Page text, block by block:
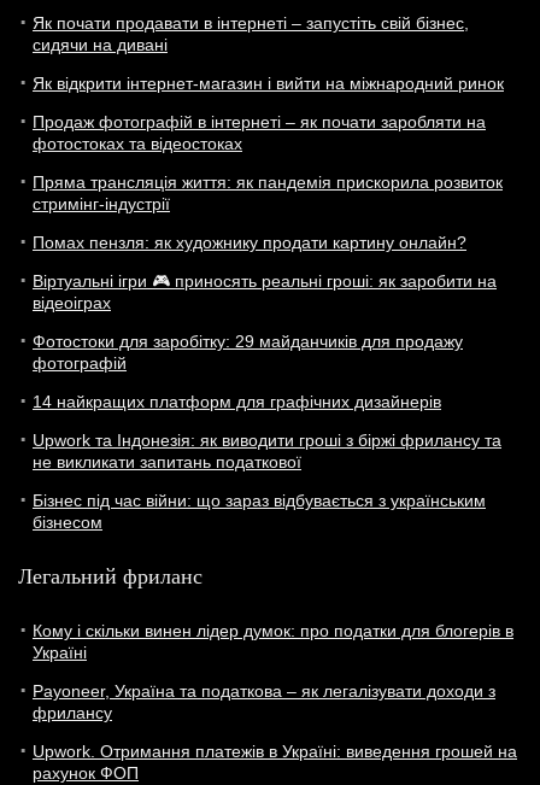
Як почати продавати в інтернеті – запустіть свій бізнес,
сидячи на дивані
Як відкрити інтернет-магазин і вийти на міжнародний ринок
Продаж фотографій в інтернеті – як почати заробляти на
фотостоках та відеостоках
Пряма трансляція життя: як пандемія прискорила розвиток
стримінг-індустрії
Помах пензля: як художнику продати картину онлайн?
Віртуальні ігри 🎮 приносять реальні гроші: як заробити на
відеоіграх
Фотостоки для заробітку: 29 майданчиків для продажу
фотографій
14 найкращих платформ для графічних дизайнерів
Upwork та Індонезія: як виводити гроші з біржі фрилансу та
не викликати запитань податкової
Бізнес під час війни: що зараз відбувається з українським
бізнесом
Легальний фриланс
Кому і скільки винен лідер думок: про податки для блогерів в
Україні
Payoneer, Україна та податкова – як легалізувати доходи з
фрилансу
Upwork. Отримання платежів в Україні: виведення грошей на
рахунок ФОП